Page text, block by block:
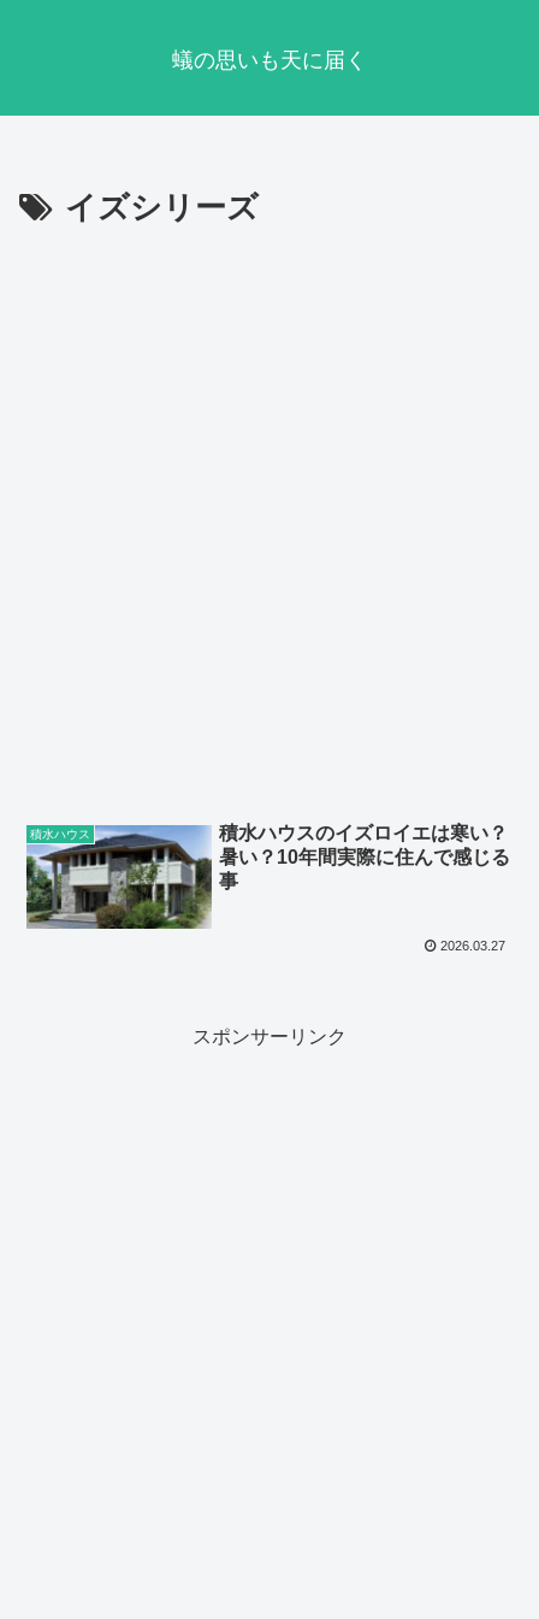
蟻の思いも天に届く
イズシリーズ
積水ハウス
積水ハウスのイズロイエは寒い？
暑い？10年間実際に住んで感じる
事
2026.03.27
スポンサーリンク